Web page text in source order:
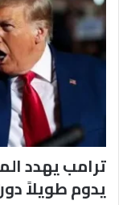
ترامب يهدد
يدوم طويلاً